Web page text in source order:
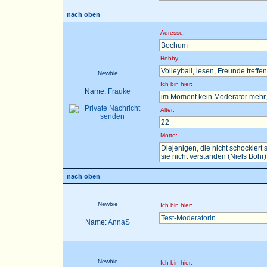
nach oben
Newbie
Name: Frauke
Adresse:
Bochum
Hobby:
Volleyball, lesen, Freunde
Ich bin hier:
im Moment kein Moderator
Alter:
22
Motto:
Diejenigen, die nicht schockiert
sie nicht verstanden (Niels Bohr)
nach oben
Newbie
Name:AnnaS
Ich bin hier:
Test-Moderatorin
Newbie Ich bin hier: